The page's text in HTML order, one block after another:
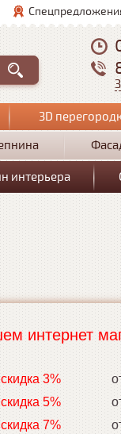
3D
интерьера
интернет
скидка 3%
скидка 5%
скидка 7%